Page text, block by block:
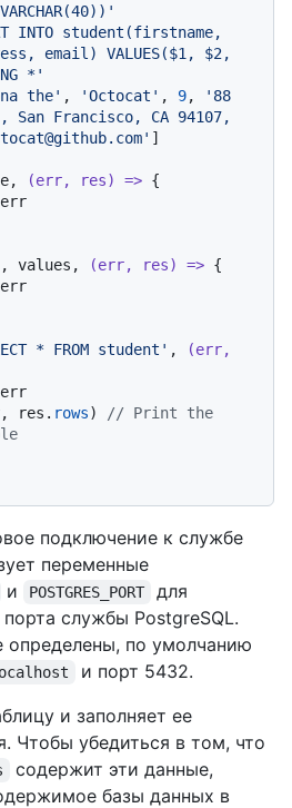
INTO student(firstname,
email) VALUES($1, $2,
*'
the' , 'Octocat' , 9,
'88
Francisco, CA 94107,
]
(err, res) => {
values, (err, res) => {
* FROM student' , (err,
res. rows)
// Print the
подключение к службе
переменные
и POSTGRES_PORT
для
службы PostgreSQL.
определены, по умолчанию
и порт 5432.
и заполняет ее
Чтобы убедиться в том, что
содержит эти данные,
базы данных в